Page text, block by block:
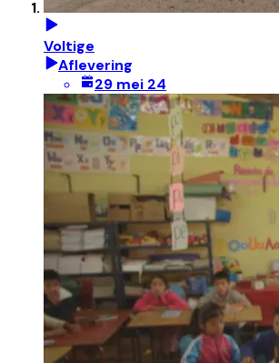
Voltige
Aflevering
29 mei 24